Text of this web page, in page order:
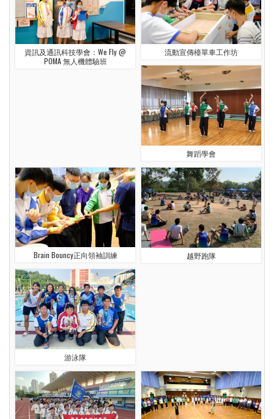
資訊及通訊科技學會：We Fly @
POMA 無人機體驗班
流動宣傳檯單車工作坊
舞蹈學會
Brain Bouncy正向領袖訓練 越野跑隊
游泳隊